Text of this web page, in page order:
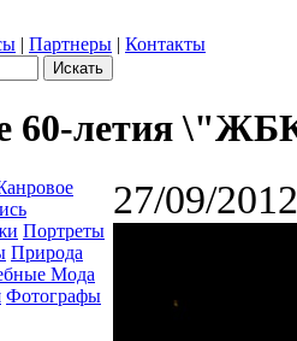
| Партнеры | Контакты
60-летия
Портреты
Природа
Мода
Фотографы
27/09/